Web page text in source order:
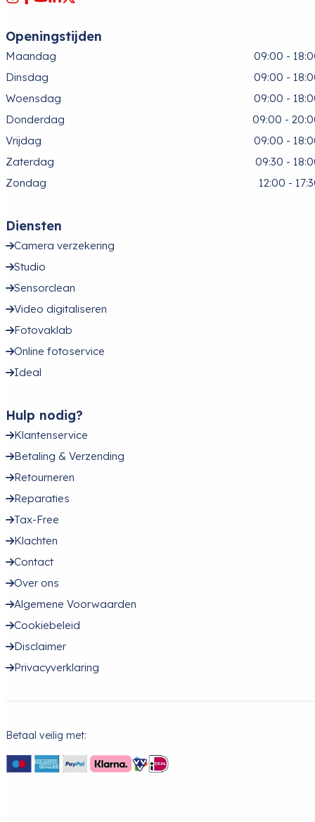
Openingstijden
Maandag
09:00 -
Dinsdag
09:00 -
Woensdag
09:00 -
Donderdag
09:00 -
Vrijdag
09:00 -
Zaterdag
09:30 -
Zondag
12:00 -
Diensten
Camera verzekering
Studio
Sensorclean
Video digitaliseren
Fotovaklab
Online fotoservice
Ideal
Hulp nodig?
Klantenservice
Betaling & Verzending
Retourneren
Reparaties
Tax-Free
Klachten
Contact
Over ons
Algemene Voorwaarden
Cookiebeleid
Disclaimer
Privacyverklaring
Betaal veilig met: